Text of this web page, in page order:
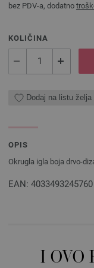
bez PDV-a, dodatno
KOLIČINA
Dodaj na listu želja
OPIS
Okrugla igla boja drvo-
EAN: 4033493245760
I OVO